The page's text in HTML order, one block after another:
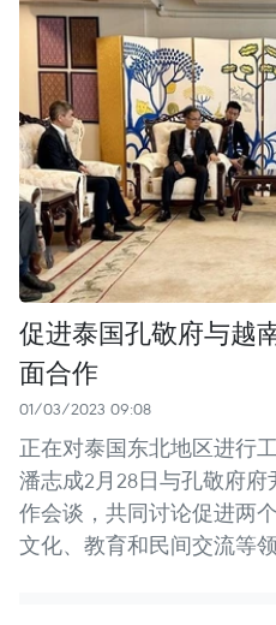
促进泰国孔敬府与越
面合作
01/03/2023 09:08
正在对泰国东北地区进行
潘志成2月28日与孔敬府府
作会谈，共同讨论促进两
文化、教育和民间交流等